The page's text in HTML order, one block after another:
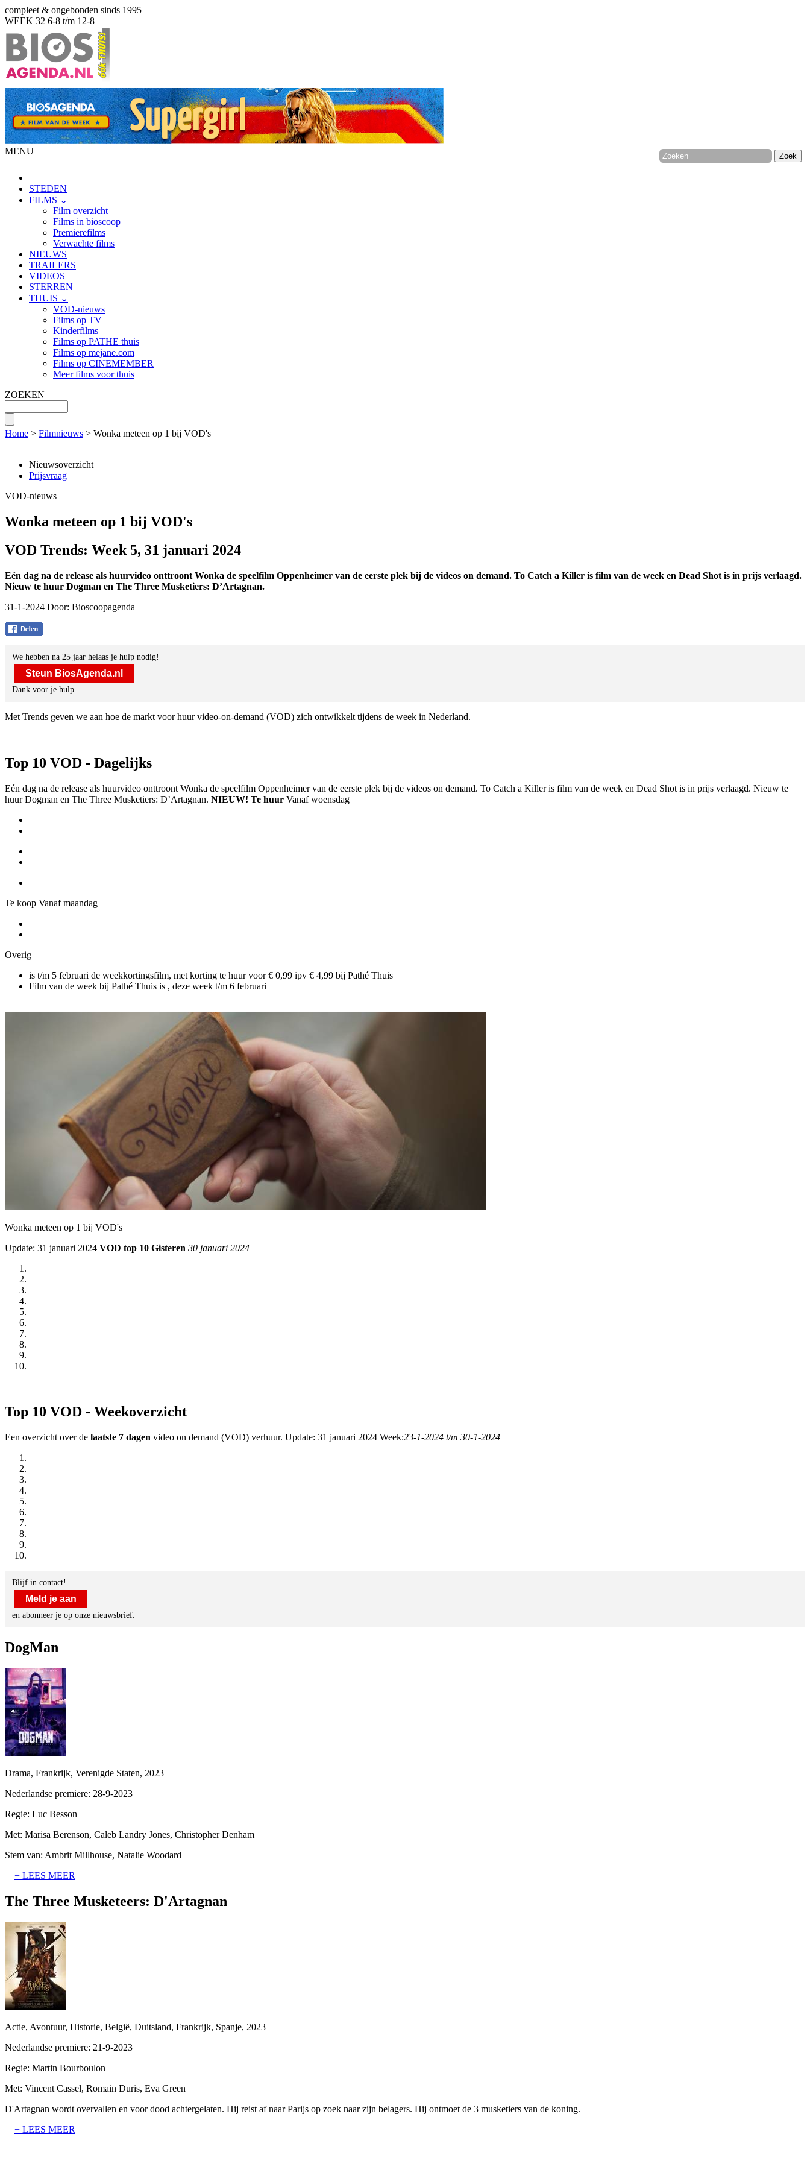
compleet & ongebonden sinds 1995
WEEK 32 6-8 t/m 12-8
MENU
STEDEN
FILMS ⌄
Film overzicht
Films in bioscoop
Premierefilms
Verwachte films
NIEUWS
TRAILERS
VIDEOS
STERREN
THUIS ⌄
VOD-nieuws
Films op TV
Kinderfilms
Films op PATHE thuis
Films op mejane.com
Films op CINEMEMBER
Meer films voor thuis
ZOEKEN
Home > Filmnieuws > Wonka meteen op 1 bij VOD's
Nieuwsoverzicht
Prijsvraag
VOD-nieuws
Wonka meteen op 1 bij VOD's
VOD Trends: Week 5, 31 januari 2024
Eén dag na de release als huurvideo onttroont Wonka de speelfilm Oppenheimer van de eerste plek bij de videos on demand. To Catch a Killer is film van de week en Dead Shot is in prijs verlaagd.
Nieuw te huur Dogman en The Three Musketiers: D’Artagnan.
31-1-2024 Door: Bioscoopagenda
We hebben na 25 jaar helaas je hulp nodig!
Steun BiosAgenda.nl
Dank voor je hulp.
Met Trends geven we aan hoe de markt voor huur video-on-demand (VOD) zich ontwikkelt tijdens de week in Nederland.
Top 10 VOD - Dagelijks
Eén dag na de release als huurvideo onttroont Wonka de speelfilm Oppenheimer van de eerste plek bij de videos on demand. To Catch a Killer is film van de week en Dead Shot is in prijs verlaagd. Nieuw te
huur Dogman en The Three Musketiers: D’Artagnan. NIEUW! Te huur Vanaf woensdag
Te koop Vanaf maandag
Overig
is t/m 5 februari de weekkortingsfilm, met korting te huur voor € 0,99 ipv € 4,99 bij Pathé Thuis
Film van de week bij Pathé Thuis is , deze week t/m 6 februari
Wonka meteen op 1 bij VOD's
Update: 31 januari 2024 VOD top 10 Gisteren 30 januari 2024
Top 10 VOD - Weekoverzicht
Een overzicht over de laatste 7 dagen video on demand (VOD) verhuur. Update: 31 januari 2024 Week:23-1-2024 t/m 30-1-2024
Blijf in contact!
Meld je aan
en abonneer je op onze nieuwsbrief.
DogMan
Drama, Frankrijk, Verenigde Staten, 2023
Nederlandse premiere: 28-9-2023
Regie: Luc Besson
Met: Marisa Berenson, Caleb Landry Jones, Christopher Denham
Stem van: Ambrit Millhouse, Natalie Woodard
+ LEES MEER
The Three Musketeers: D'Artagnan
Actie, Avontuur, Historie, België, Duitsland, Frankrijk, Spanje, 2023
Nederlandse premiere: 21-9-2023
Regie: Martin Bourboulon
Met: Vincent Cassel, Romain Duris, Eva Green
D'Artagnan wordt overvallen en voor dood achtergelaten. Hij reist af naar Parijs op zoek naar zijn belagers. Hij ontmoet de 3 musketiers van de koning.
+ LEES MEER